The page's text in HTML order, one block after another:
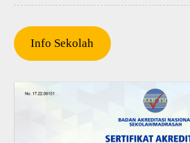
Info Sekolah